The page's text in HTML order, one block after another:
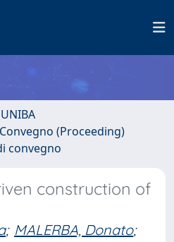
(Proceeding)
convegno
construction of
; MALERBA, Donato;